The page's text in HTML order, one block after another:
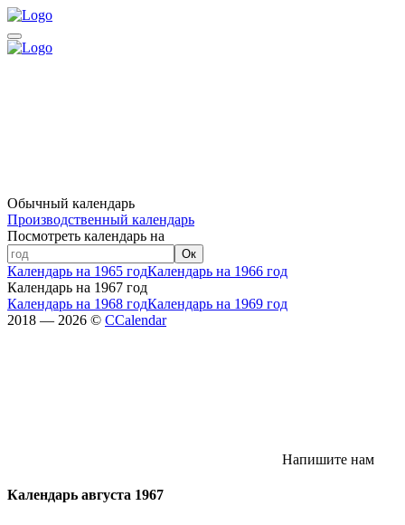
Обычный календарь
Производственный календарь
Посмотреть календарь на
Ок
Календарь на 1965 годКалендарь на 1966 год
Календарь на 1967 год
Календарь на 1968 годКалендарь на 1969 год
2018 — 2026 © CCalendar
Напишите нам
Календарь августа 1967